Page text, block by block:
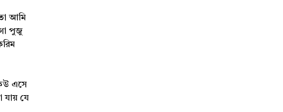
আমি
পুজু
এসে
যায় যে